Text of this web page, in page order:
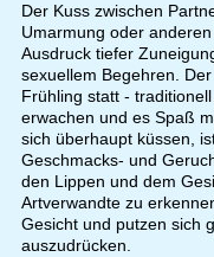
Der Kuss zwischen
Umarmung oder
Ausdruck tiefer
sexuellem Begehren.
Frühling statt -
erwachen und es Spaß
sich überhaupt küssen,
Geschmacks- und
den Lippen und dem
Artverwandte zu
Gesicht und putzen sich
auszudrücken.